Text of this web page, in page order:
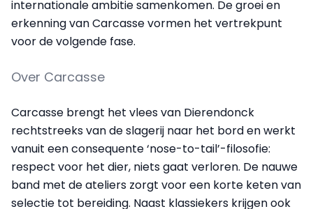
internationale ambitie samenkomen. De groei en
erkenning van Carcasse vormen het vertrekpunt
voor de volgende fase.
Over Carcasse
Carcasse brengt het vlees van Dierendonck
rechtstreeks van de slagerij naar het bord en werkt
vanuit een consequente ‘nose-to-tail’-filosofie:
respect voor het dier, niets gaat verloren. De nauwe
band met de ateliers zorgt voor een korte keten van
selectie tot bereiding. Naast klassiekers krijgen ook